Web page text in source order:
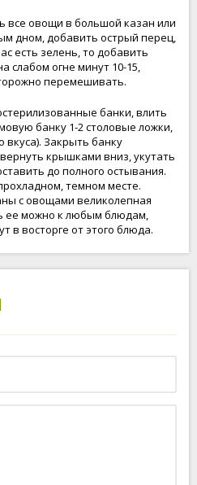
все овощи в большой казан или
дном, добавить острый перец,
есть зелень, то добавить
слабом огне минут 10-15,
перемешивать.
банки, влить
банку 1-2 столовые ложки,
вкуса). Закрыть банку
крышками вниз, укутать
до полного остывания.
темном месте.
с овощами великолепная
ее можно к любым блюдам,
в восторге от этого блюда.